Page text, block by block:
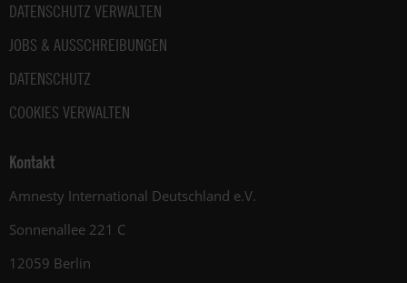
DATENSCHUTZ VERWALTEN
JOBS & AUSSCHREIBUNGEN
DATENSCHUTZ
COOKIES VERWALTEN
Kontakt
Amnesty International Deutschland e.V.
Sonnenallee 221 C
12059 Berlin